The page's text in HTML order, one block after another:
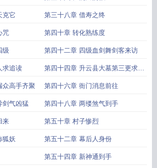
克它 第三十八章 借寿之终
咒 第四十章 转化熟练度
级 第四十二章 四级血剑舞剑客来访
求追读 第四十四章 升云县大墓第三更求追
读
众高手齐聚 第四十六章 衙门消息前往
剑气凶猛 第四十八章 两缕煞气到手
来 第五十章 村子惨烈
狐妖 第五十二章 幕后人身份
第五十四章 新神通到手